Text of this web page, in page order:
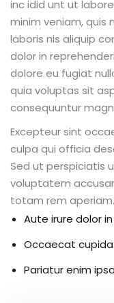
inc idid unt ut
minim veniam, quis
laboris nis aliquip
dolor in
dolore eu fugiat
quia voluptas sit
consequuntur
Excepteur sint
culpa qui officia
Sed ut perspiciatis
voluptatem
totam rem aperiam.
Aute irure dolor
Occaecat
Pariatur enim